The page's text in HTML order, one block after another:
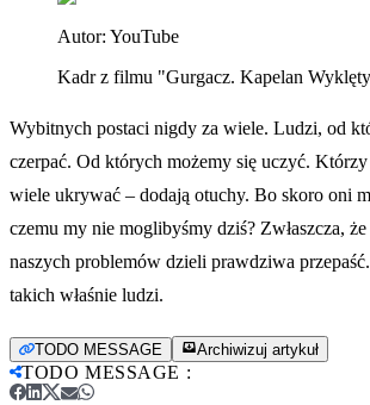
Autor: YouTube
Kadr z filmu "Gurgacz. Kapelan
Wybitnych postaci nigdy za wiele. Ludzi, od
czerpać. Od których możemy się uczyć.
wiele ukrywać – dodają otuchy. Bo skoro oni
czemu my nie moglibyśmy dziś? Zwłaszcza,
naszych problemów dzieli prawdziwa
takich właśnie ludzi.
TODO MESSAGE Archiwizuj artykuł
TODO MESSAGE :